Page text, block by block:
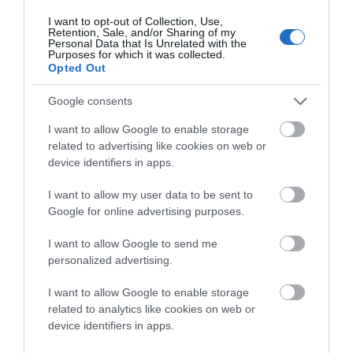
I want to opt-out of Collection, Use,
Retention, Sale, and/or Sharing of my
Personal Data that Is Unrelated with the
Purposes for which it was collected.
Opted Out
Google consents
I want to allow Google to enable storage
related to advertising like cookies on web or
device identifiers in apps.
I want to allow my user data to be sent to
Google for online advertising purposes.
I want to allow Google to send me
personalized advertising.
I want to allow Google to enable storage
related to analytics like cookies on web or
device identifiers in apps.
αποτυπώσεις πλέον περιγράφουν αυτό που θες. Από
αυτή την άποψη είναι πιο στοχοποιημένες στην ταινία.
Αυτό κάνει να νομίζεις πως στο βιβλίο δεν υπάρχουν οι
αναφορές. Όμως, οι αναφορές υπάρχουν, αλλά
ταξιδεύουν μαζί και με άλλα πεζογραφικά στοιχεία και
δεν είναι τόσο εμφανείς.
Ας πάρουμε μια σκηνή της ταινίας που δεν
υπάρχει στο βιβλίο. Την θεωρώ εξαιρετική,
προσθέτει στοιχεία στον ανδρικό χαρακτήρα για
τον ρόλο και τη ζωή του ναυτικού πατέρα. Είναι η
σκηνή που επιστρέφει ο πατέρας και φέρνει ένα
Το παίρνει στο τέλος και κρύβεται μακριά από τον
πατέρα του θεωρώντας τον ξένο. Την σκηνή την έχω